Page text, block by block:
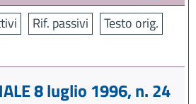
Rif. passivi
Testo orig.
8 luglio 1996, n. 24